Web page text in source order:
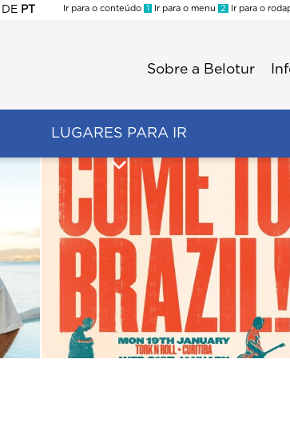
DE PT
Ir para o conteúdo 1 Ir para o menu 2 Ir para o
Sobre a Belotur
LUGARES PARA IR